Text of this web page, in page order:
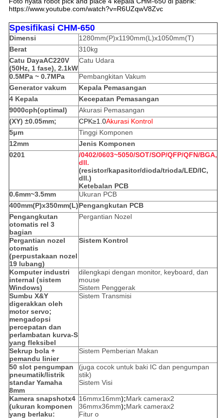
https://www.youtube.com/watch?v=R6UZqwV8Zvc
Spesifikasi CHM-650
Dimensi
1280mm(P)x1190mm(L)x1050mm(T)
Berat
310kg
Catu DayaAC220V
(50Hz, 1 fase), 2.1kW
Catu Udara
0.5MPa ~ 0.7MPa
Pembangkitan Vakum
Generator vakum
Kepala Pemasangan
4 Kepala
Kecepatan Pemasangan
9000cph(optimal)
Akurasi Pemasangan
(XY) ±0.05mm;
CPK≥1.0Akurasi Kontrol
5μm
Tinggi Komponen
12mm
Jenis Komponen
0201
/0402/0603~5050/SOT/SOP/QFP/QFN/BGA,
dll.
(resistor/kapasitor/dioda/trioda/LED/IC,
dll.)
Ketebalan PCB
0.6mm~3.5mm
Ukuran PCB
400mm(P)x350mm(L)Pengangkutan PCB
Pengangkutan
otomatis rel 3
bagian
Pergantian Nozel
Pergantian nozel
otomatis
(perpustakaan nozel
19 lubang)
Sistem Kontrol
Komputer industri
internal (sistem
Windows)
dilengkapi dengan monitor, keyboard, dan
mouse
Sistem Penggerak
Sumbu X&Y
digerakkan oleh
motor servo;
mengadopsi
percepatan dan
perlambatan kurva-S
yang fleksibel
Sistem Transmisi
Sekrup bola +
pemandu linier
Sistem Pemberian Makan
50 slot pengumpan
pneumatik/listrik
standar Yamaha
8mm
(juga cocok untuk baki IC dan pengumpan
stik)
Sistem Visi
Kamera snapshotx4
(ukuran komponen
yang berlaku:
16mmx16mm);Mark camerax2
36mmx36mm);Mark camerax2
Fitur o